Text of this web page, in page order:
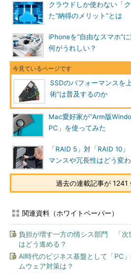
クラウドしか使わない「
た“納得のメリット”とは
iPhoneを“自由なスマホ”
何がうれしい？
SSDのパフォーマンスを
術”は普及するのか
Mac愛好家が“Arm版
PC」を使ってみた
「RAID 5」対「RAID 10
マンスや冗長性はどう変
過去の連載記事が 1241
関連資料（ホワイトペーパー）
負担が増す一方の情シス部門 「次
はどう進める？
AI時代のビジネス基盤として「PC
ムウェア対策は？